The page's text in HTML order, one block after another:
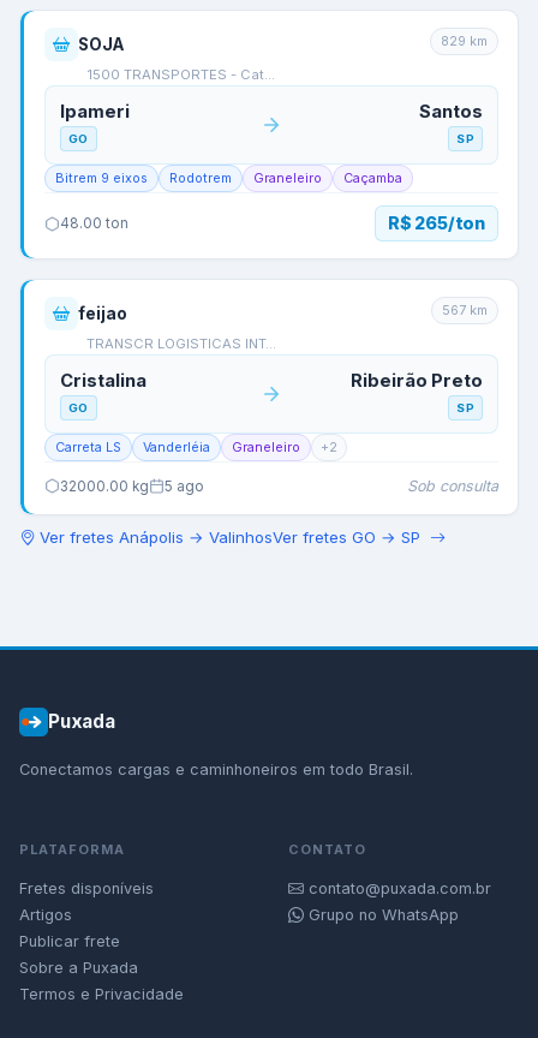
SOJA
1500 TRANSPORTES - Cat…
829 km
Ipameri
GO
Santos
SP
Bitrem 9 eixos Rodotrem Graneleiro Caçamba
48.00 ton R$ 265/ton
feijao
TRANSCR LOGISTICAS INT…
567 km
Cristalina
GO
Ribeirão Preto
SP
Carreta LS Vanderléia Graneleiro +2
32000.00 kg 5 ago Sob consulta
Ver fretes Anápolis → ValinhosVer fretes GO → SP
Puxada
Conectamos cargas e caminhoneiros em todo Brasil.
PLATAFORMA
Fretes disponíveis
Artigos
Publicar frete
Sobre a Puxada
Termos e Privacidade
CONTATO
contato@puxada.com.br
Grupo no WhatsApp